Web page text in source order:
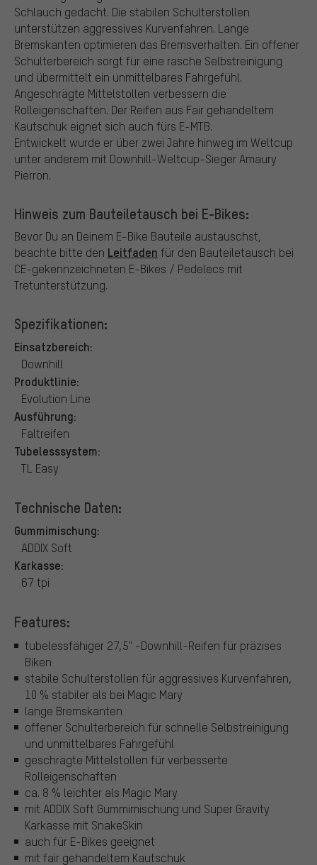
Schlauch gedacht. Die stabilen Schulterstollen
unterstützen aggressives Kurvenfahren. Lange
Bremskanten optimieren das Bremsverhalten. Ein offener
Schulterbereich sorgt für eine rasche Selbstreinigung
und übermittelt ein unmittelbares Fahrgefühl.
Angeschrägte Mittelstollen verbessern die
Rolleigenschaften. Der Reifen aus Fair gehandeltem
Kautschuk eignet sich auch fürs E-MTB.
Entwickelt wurde er über zwei Jahre hinweg im Weltcup
unter anderem mit Downhill-Weltcup-Sieger Amaury
Pierron.
Hinweis zum Bauteiletausch bei E-Bikes:
Bevor Du an Deinem E-Bike Bauteile austauschst,
beachte bitte den Leitfaden für den Bauteiletausch bei
CE-gekennzeichneten E-Bikes / Pedelecs mit
Tretunterstützung.
Spezifikationen:
Einsatzbereich:
Downhill
Produktlinie:
Evolution Line
Ausführung:
Faltreifen
Tubelesssystem:
TL Easy
Technische Daten:
Gummimischung:
ADDIX Soft
Karkasse:
67 tpi
Features:
tubelessfähiger 27,5" -Downhill-Reifen für präzises
Biken
stabile Schulterstollen für aggressives Kurvenfahren,
10 % stabiler als bei Magic Mary
lange Bremskanten
offener Schulterbereich für schnelle Selbstreinigung
und unmittelbares Fahrgefühl
geschrägte Mittelstollen für verbesserte
Rolleigenschaften
ca. 8 % leichter als Magic Mary
mit ADDIX Soft Gummimischung und Super Gravity
Karkasse mit SnakeSkin
auch für E-Bikes geeignet
mit fair gehandeltem Kautschuk